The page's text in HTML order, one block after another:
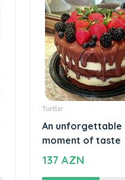
Tortlar
An unforgettable
moment of taste
137 AZN